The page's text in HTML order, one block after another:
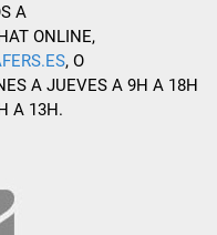
A
ONLINE,
, O
A JUEVES A 9H A 18H
A 13H.